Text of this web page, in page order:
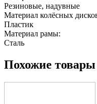
Резиновые, надувные
Материал колёсных
Пластик
Материал рамы:
Сталь
Похожие товары